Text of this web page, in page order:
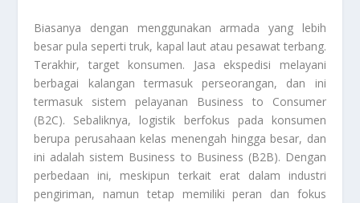
Biasanya dengan menggunakan armada yang lebih
besar pula seperti truk, kapal laut atau pesawat terbang.
Terakhir, target konsumen. Jasa ekspedisi melayani
berbagai kalangan termasuk perseorangan, dan ini
termasuk sistem pelayanan Business to Consumer
(B2C). Sebaliknya, logistik berfokus pada konsumen
berupa perusahaan kelas menengah hingga besar, dan
ini adalah sistem Business to Business (B2B). Dengan
perbedaan ini, meskipun terkait erat dalam industri
pengiriman, namun tetap memiliki peran dan fokus